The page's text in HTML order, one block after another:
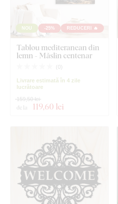
NOU -25% REDUCERI 🔥
Tablou mediteranean din
lemn - Măslin centenar
( 0)
Livrare estimată în 4 zile
lucrătoare
de la 119,60 lei
159,50 lei